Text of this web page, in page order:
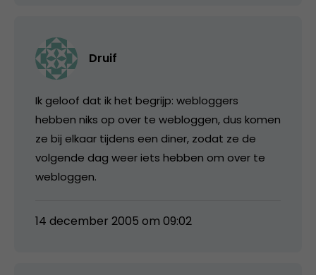
Druif
Ik geloof dat ik het begrijp: webloggers
hebben niks op over te webloggen, dus komen
ze bij elkaar tijdens een diner, zodat ze de
volgende dag weer iets hebben om over te
webloggen.
14 december 2005 om 09:02